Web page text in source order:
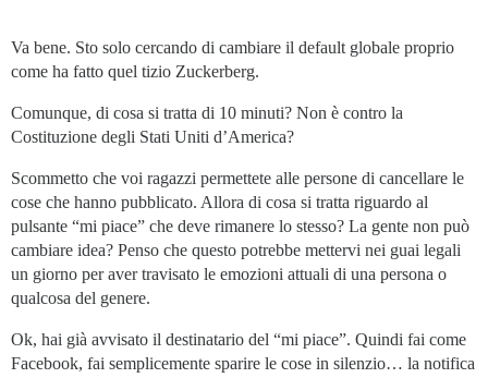
Va bene. Sto solo cercando di cambiare il default globale proprio
come ha fatto quel tizio Zuckerberg.
Comunque, di cosa si tratta di 10 minuti? Non è contro la
Costituzione degli Stati Uniti d’America?
Scommetto che voi ragazzi permettete alle persone di cancellare le
cose che hanno pubblicato. Allora di cosa si tratta riguardo al
pulsante “mi piace” che deve rimanere lo stesso? La gente non può
cambiare idea? Penso che questo potrebbe mettervi nei guai legali
un giorno per aver travisato le emozioni attuali di una persona o
qualcosa del genere.
Ok, hai già avvisato il destinatario del “mi piace”. Quindi fai come
Facebook, fai semplicemente sparire le cose in silenzio… la notifica